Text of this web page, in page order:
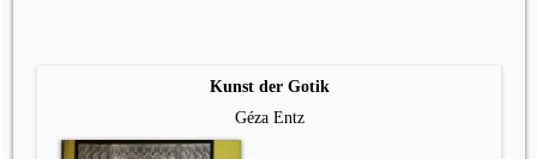
Kunst der Gotik
Géza Entz